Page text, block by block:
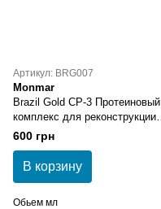
Артикул: BRG007
Monmar
Brazil Gold CP-3 Протеиновый
комплекс для реконструкции
волос
600 грн
В корзину
Обьем мл